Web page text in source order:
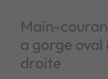
Main-
a gorge
droite